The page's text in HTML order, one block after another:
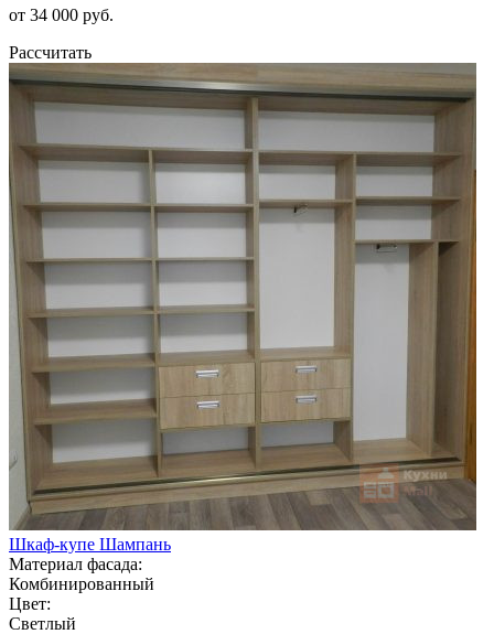
от 34 000 руб.
Рассчитать
Шкаф-купе Шампань
Материал фасада:
Комбинированный
Цвет:
Светлый